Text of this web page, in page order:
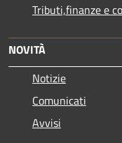
Tributi,finanze e
NOVITÀ
Notizie
Comunicati
Avvisi